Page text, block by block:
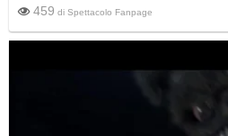
459 di Spettacolo Fanpage